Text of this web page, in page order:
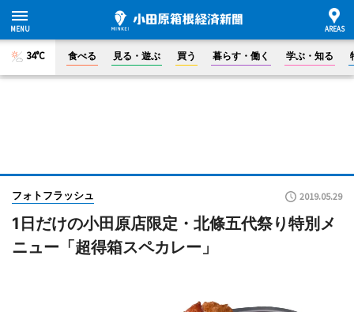
34°C 食べる 見る・遊ぶ 買う 暮らす・働く 学ぶ・知る
フォトフラッシュ 2019.05.29
1日だけの小田原店限定・北條五代祭り特別メ
ニュー「超得箱スペカレー」